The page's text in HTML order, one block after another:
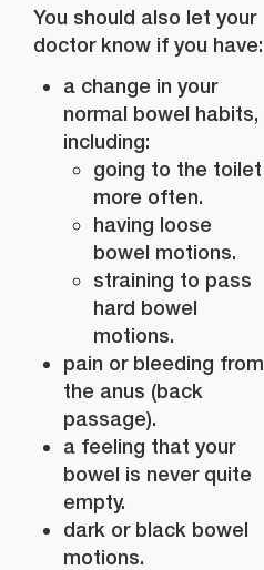
You should also let your
doctor know if you have:
a change in your
normal bowel habits,
including:
going to the toilet
more often.
having loose
bowel motions.
straining to pass
hard bowel
motions.
pain or bleeding from
the anus (back
passage).
a feeling that your
bowel is never quite
empty.
dark or black bowel
motions.